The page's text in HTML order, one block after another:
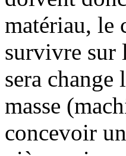
matériau, le
survivre sur
sera
masse
concevoir